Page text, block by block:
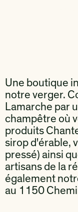
Une boutique
notre verger.
Lamarche par
champêtre où
produits
sirop d'érable,
pressé) ainsi
artisans de la
également
au 1150